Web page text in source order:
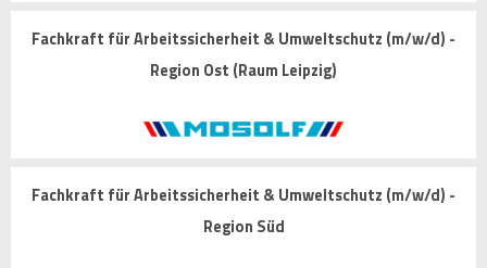
Fachkraft für Arbeitssicherheit & Umweltschutz (m/w/d) -
Region Ost (Raum Leipzig)
Fachkraft für Arbeitssicherheit & Umweltschutz (m/w/d) -
Region Süd